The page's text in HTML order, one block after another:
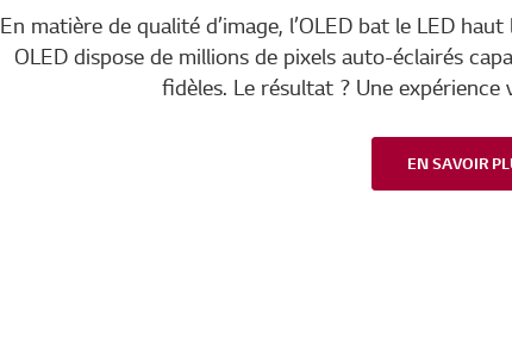
En matière de qualité d’image, l’OLED bat le LED
OLED dispose de millions de pixels auto-éclairés
fidèles. Le résultat ? Une expérience
EN SAVOIR